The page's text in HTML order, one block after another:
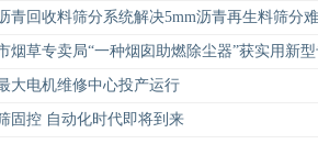
青回收料筛分系统解决5mm沥青再生料筛分
烟草专卖局“一种烟囱助燃除尘器”获实用新
大电机维修中心投产运行
固控 自动化时代即将到来